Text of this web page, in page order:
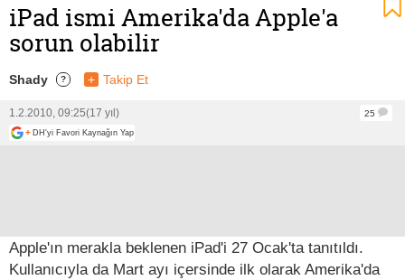
iPad ismi Amerika'da Apple'a
sorun olabilir
Shady ? + Takip Et
1.2.2010, 09:25(17 yıl)
25
+ DH'yi Favori Kaynağın Yap
Apple'ın merakla beklenen iPad'i 27 Ocak'ta tanıtıldı.
Kullanıcıyla da Mart ayı içersinde ilk olarak Amerika'da